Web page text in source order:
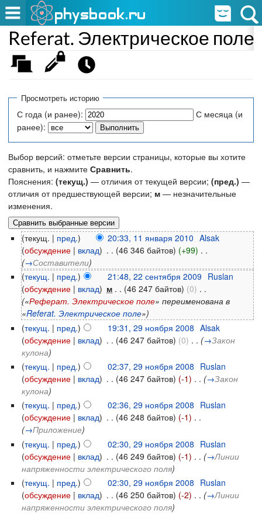
Referat. Электрическое
Просмотреть историю
С года (и ранее):
С месяца (и
ранее):
Выбор версий: отметьте версии страницы, которые вы хотите
сравнить, и нажмите Сравнить.
Пояснения: (текущ.) — отличия от текущей версии; (пред.) —
отличия от предшествующей версии; м — незначительные
изменения.
(текущ. | пред.) 20:33, 11 января 2010 Alsak
(обсуждение | вклад) . . (46 346 байтов) (+99) . .
(→Составители)
(текущ. | пред.) 21:48, 22 сентября 2009 Ruslan
(обсуждение | вклад) м . . (46 247 байтов) (0) . .
(«Реферат. Электрическое поле» переименована в
«Referat. Электрическое поле»)
(текущ. | пред.) 19:31, 29 ноября 2008 Alsak
(обсуждение | вклад) . . (46 247 байтов) (0) . . (→Закон
кулона)
(текущ. | пред.) 02:37, 29 ноября 2008 Ruslan
(обсуждение | вклад) . . (46 247 байтов) (-1) . . (→Закон
кулона)
(текущ. | пред.) 02:36, 29 ноября 2008 Ruslan
(обсуждение | вклад) . . (46 248 байтов) (-1) . .
(→Приложение)
(текущ. | пред.) 02:30, 29 ноября 2008 Ruslan
(обсуждение | вклад) . . (46 249 байтов) (-1) . . (→Линии
напряженности электрического поля)
(текущ. | пред.) 02:30, 29 ноября 2008 Ruslan
(обсуждение | вклад) . . (46 250 байтов) (-2) . . (→Линии
напряженности электрического поля)